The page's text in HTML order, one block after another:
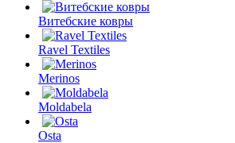
Витебские ковры
Ravel Textiles
Merinos
Moldabela
Osta